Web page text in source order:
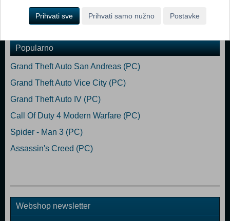
Popularno
Grand Theft Auto San Andreas (PC)
Grand Theft Auto Vice City (PC)
Grand Theft Auto IV (PC)
Call Of Duty 4 Modern Warfare (PC)
Spider - Man 3 (PC)
Assassin's Creed (PC)
Webshop newsletter
Prihvati sve Prihvati samo nužno Postavke